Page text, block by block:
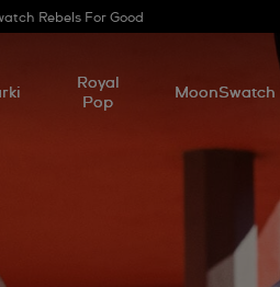
Rebels For Good
Royal
Pop
MoonSwatch